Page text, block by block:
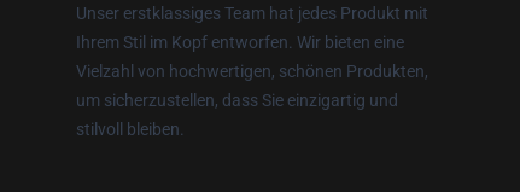
Unser erstklassiges Team hat jedes Produkt mit
Ihrem Stil im Kopf entworfen. Wir bieten eine
Vielzahl von hochwertigen, schönen Produkten,
um sicherzustellen, dass Sie einzigartig und
stilvoll bleiben.